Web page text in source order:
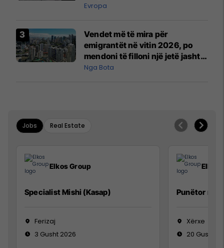
Evropa
Vendet më të mira për
emigrantët në vitin 2026, po
mendoni të filloni një jetë jashtë
vendit?
Nga Bota
Jobs Real Estate
Elkos Group
Specialist Mishi (Kasap)
Ferizaj
3 Gusht 2026
Elkos
Punëtor në
Xërxe
20 Gusht